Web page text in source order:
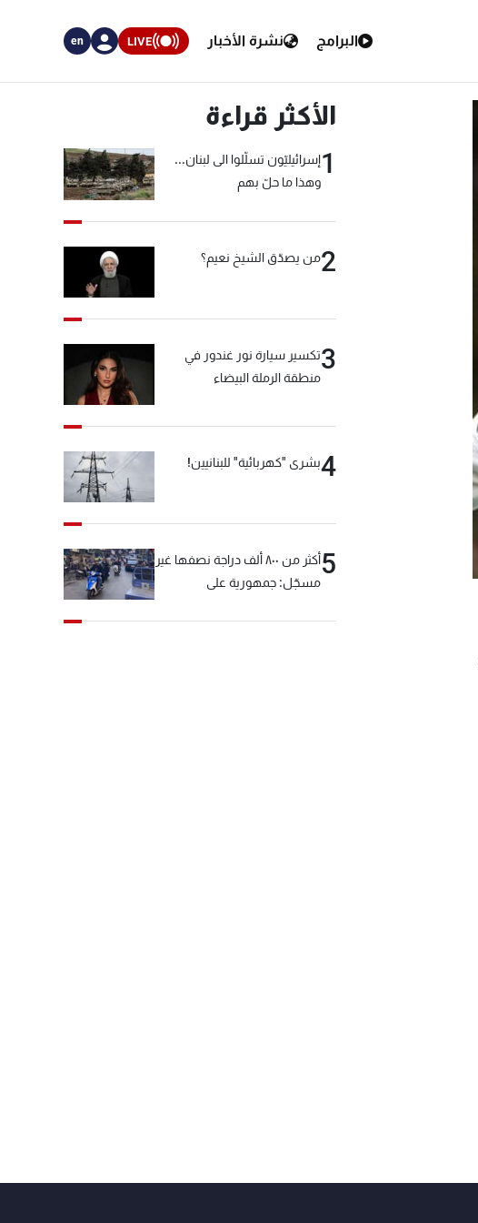
البرامج نشرة الأخبار LIVE
en
الأكثر قراءة
1إسرائيليّون تسلّلوا الى لبنان...
وهذا ما حلّ بهم
2من يصدّق الشيخ نعيم؟
3تكسير سيارة نور غندور في
منطقة الرملة البيضاء
4بشرى "كهربائية" للبنانيين!
5
أكثر من ٨٠٠ ألف دراجة نصفها غير
مسجّل: جمهورية على